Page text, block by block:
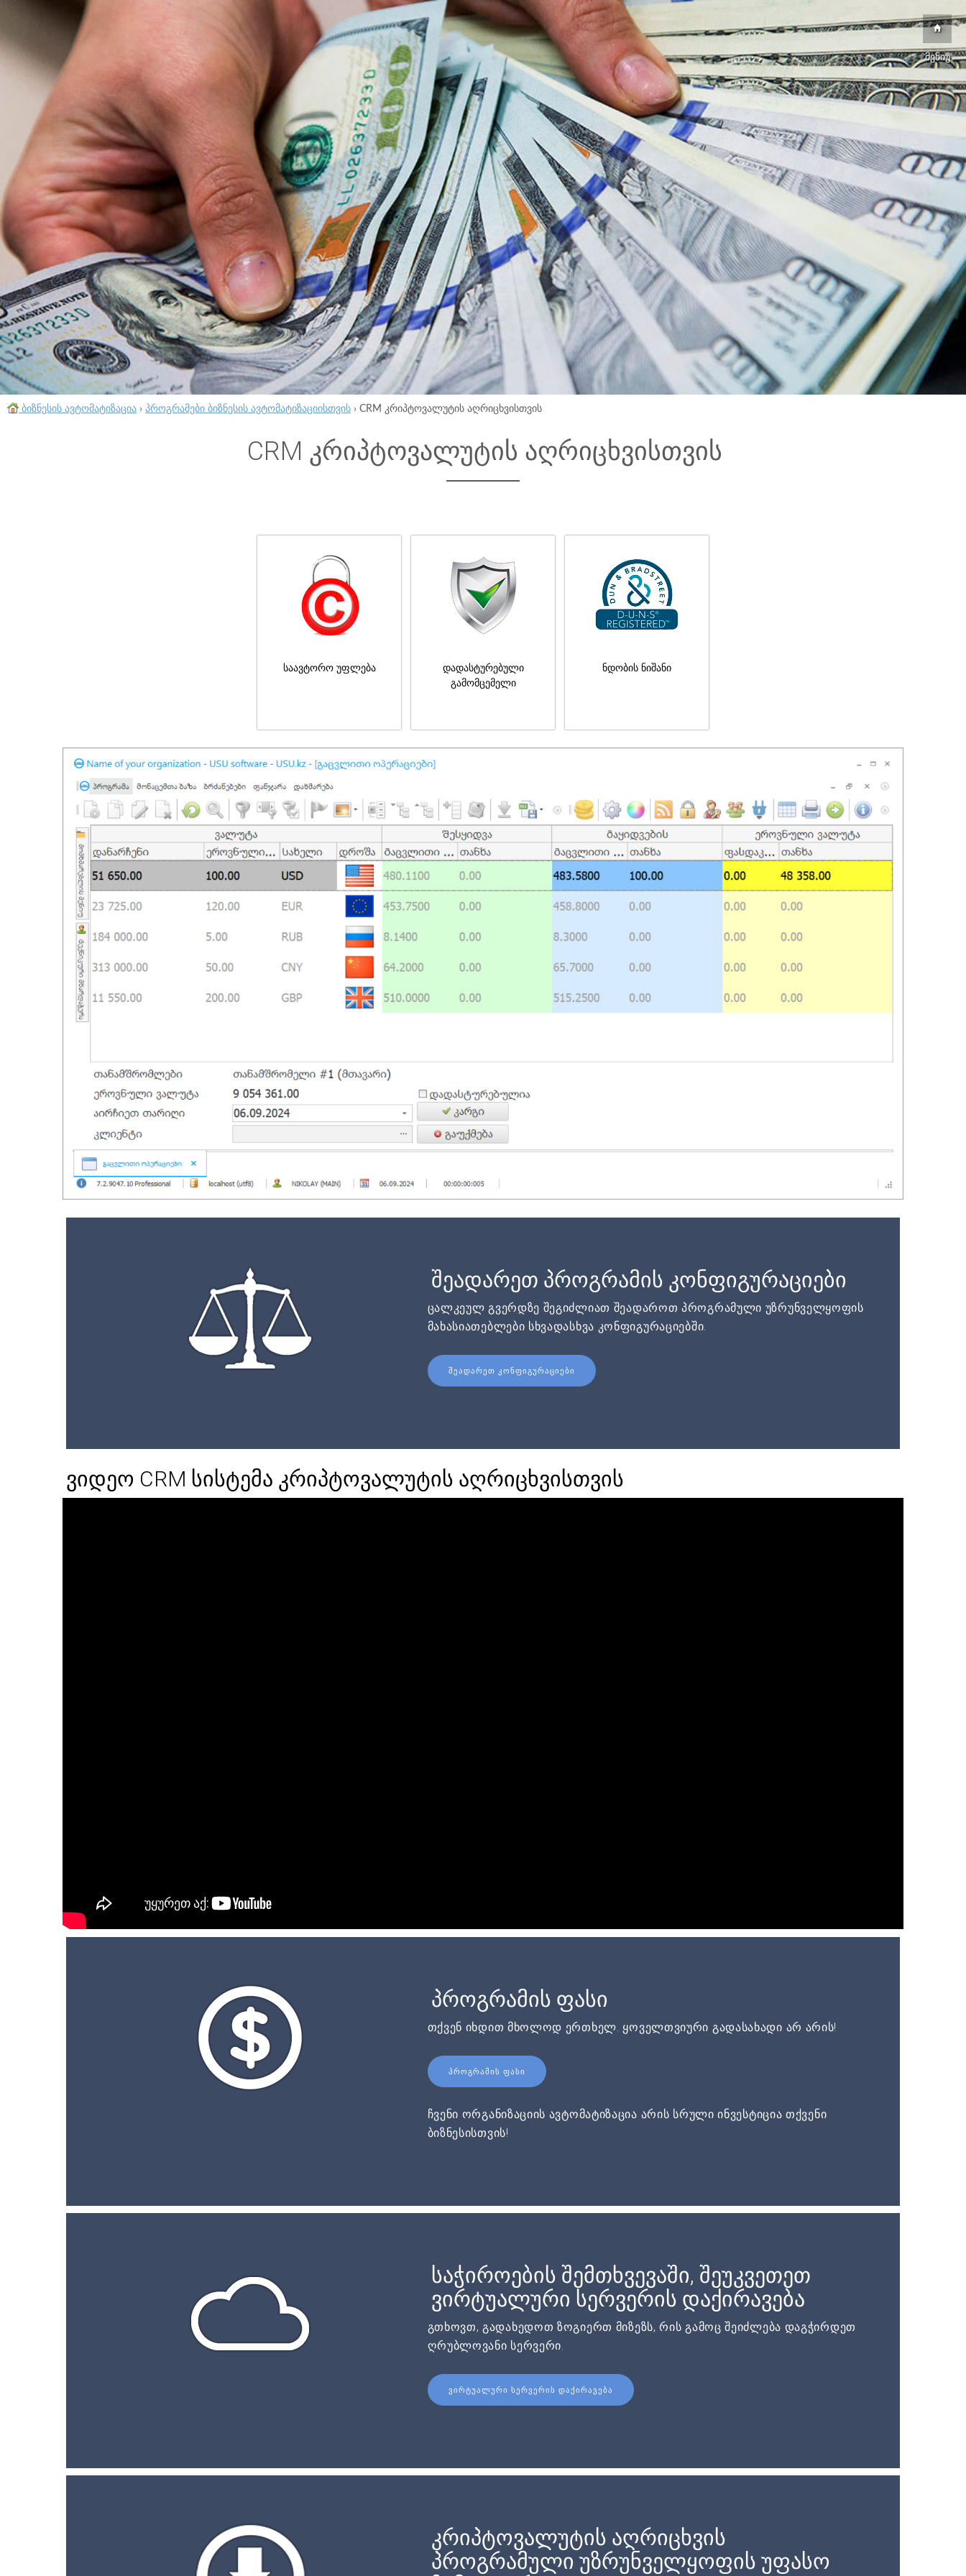
მენიუ
ბიზნესის ავტომატიზაცია › პროგრამები ბიზნესის ავტომატიზაციისთვის › CRM კრიპტოვალუტის აღრიცხვისთვის
CRM კრიპტოვალუტის აღრიცხვისთვის
საავტორო უფლება
დადასტურებული
გამომცემელი
ნდობის ნიშანი
შეადარეთ პროგრამის კონფიგურაციები
ცალკეულ გვერდზე შეგიძლიათ შეადაროთ პროგრამული უზრუნველყოფის
მახასიათებლები სხვადასხვა კონფიგურაციებში.
ᲨᲔᲐᲓᲐᲠᲔᲗ ᲙᲝᲜᲤᲘᲒᲣᲠᲐᲪᲘᲔᲑᲘ
ვიდეო CRM სისტემა კრიპტოვალუტის აღრიცხვისთვის
პროგრამის ფასი
თქვენ იხდით მხოლოდ ერთხელ. ყოველთვიური გადასახადი არ არის!
ᲞᲠᲝᲒᲠᲐᲛᲘᲡ ᲤᲐᲡᲘ
ჩვენი ორგანიზაციის ავტომატიზაცია არის სრული ინვესტიცია თქვენი
ბიზნესისთვის!
საჭიროების შემთხვევაში, შეუკვეთეთ
ვირტუალური სერვერის დაქირავება
გთხოვთ, გადახედოთ ზოგიერთ მიზეზს, რის გამოც შეიძლება დაგჭირდეთ
ღრუბლოვანი სერვერი.
ᲕᲘᲠᲢᲣᲐᲚᲣᲠᲘ ᲡᲔᲠᲕᲔᲠᲘᲡ ᲓᲐᲥᲘᲠᲐᲕᲔᲑᲐ
კრიპტოვალუტის აღრიცხვის
პროგრამული უზრუნველყოფის უფასო